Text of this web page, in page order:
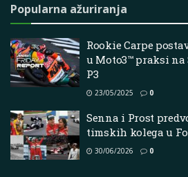
Popularna ažuriranja
Rookie Carpe
u Moto3™ praksi na
P3
23/05/2025 0
Senna i Prost
timskih kolega u
30/06/2026 0